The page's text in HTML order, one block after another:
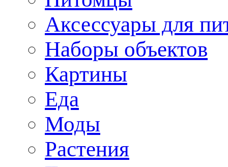
Аксессуары для
Наборы объектов
Картины
Еда
Моды
Растения